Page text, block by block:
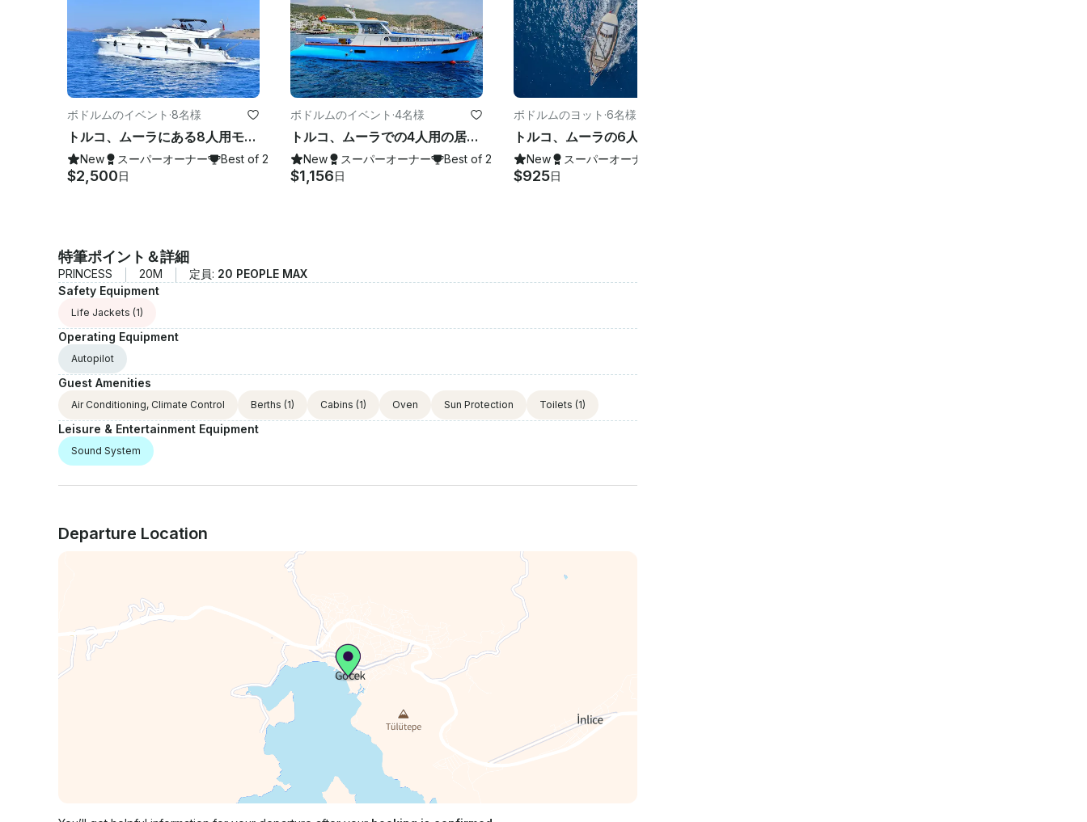
ボドルムのイベント ·8名様
トルコ、ムーラにある8人用モーターヨットのレンタル
New スーパーオーナー Best of 2026
$2,500日
ボドルムのイベント ·4名様
トルコ、ムーラでの4人用の居心地の良いモーターヨットチャーター
New スーパーオーナー Best of 2026
$1,156日
ボドルムのヨット ·6名様
New スーパーオーナー
$925日
特筆ポイント＆詳細
PRINCESS 20M 定員: 20 PEOPLE MAX
Safety Equipment
Life Jackets (1)
Operating Equipment
Autopilot
Guest Amenities
Air Conditioning, Climate Control Berths (1) Cabins (1) Oven Sun Protection Toilets (1)
Leisure & Entertainment Equipment
Sound System
Departure Location